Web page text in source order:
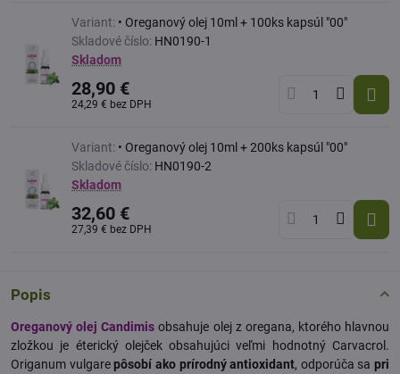
Variant: • Oreganový olej 10ml + 100ks kapsúl "00"
Skladové číslo: HN0190-1
Skladom
28,90 €
24,29 € bez DPH
Variant: • Oreganový olej 10ml + 200ks kapsúl "00"
Skladové číslo: HN0190-2
Skladom
32,60 €
27,39 € bez DPH
Popis
Oreganový olej Candimis obsahuje olej z oregana, ktorého hlavnou
zložkou je éterický olejček obsahujúci veľmi hodnotný Carvacrol.
Origanum vulgarepôsobí ako prírodný antioxidant, odporúča sa pri